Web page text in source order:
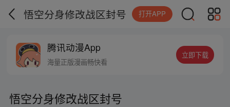
悟空分身修改战区封号 打开APP
腾讯动漫App
海量正版漫画畅快看
立即下载
悟空分身修改战区封号